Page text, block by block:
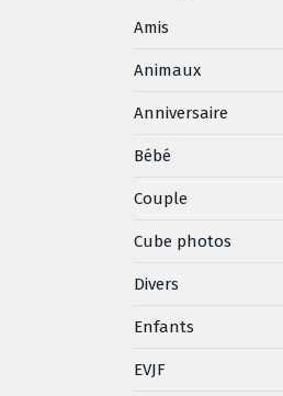
Amis
Animaux
Anniversaire
Bébé
Couple
Cube photos
Divers
Enfants
EVJF